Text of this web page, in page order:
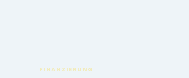
FINANZIERUNG